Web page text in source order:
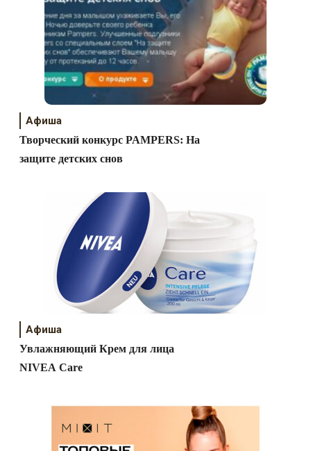
Афиша
Творческий конкурс PAMPERS: На
защите детских снов
Афиша
Увлажняющий Крем для лица
NIVEA Care